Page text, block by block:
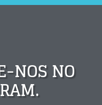
NOS NO